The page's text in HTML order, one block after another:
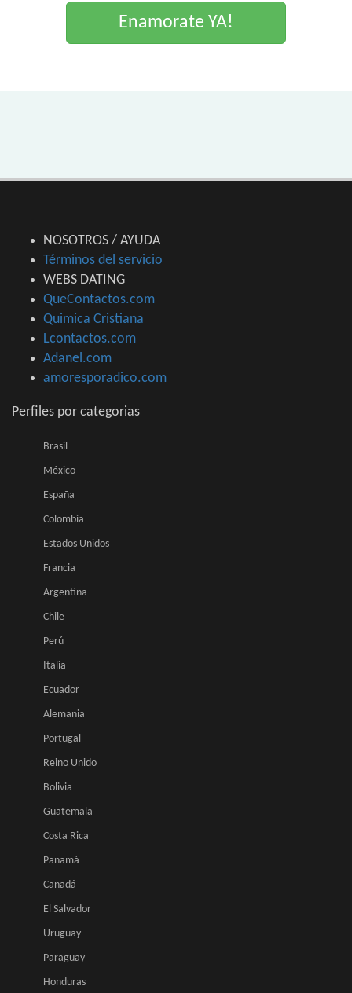
Enamorate YA!
NOSOTROS / AYUDA
Términos del servicio
WEBS DATING
QueContactos.com
Quimica Cristiana
Lcontactos.com
Adanel.com
amoresporadico.com
Perfiles por categorias
Brasil
México
España
Colombia
Estados Unidos
Francia
Argentina
Chile
Perú
Italia
Ecuador
Alemania
Portugal
Reino Unido
Bolivia
Guatemala
Costa Rica
Panamá
Canadá
El Salvador
Uruguay
Paraguay
Honduras